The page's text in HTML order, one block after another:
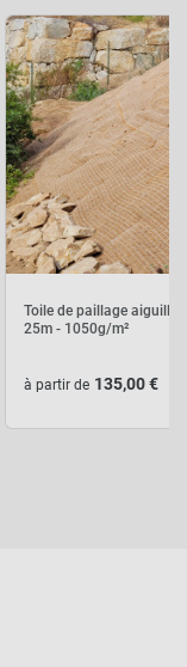
Toile de paillage
25m - 1050g/m²
à partir de 135,00 €